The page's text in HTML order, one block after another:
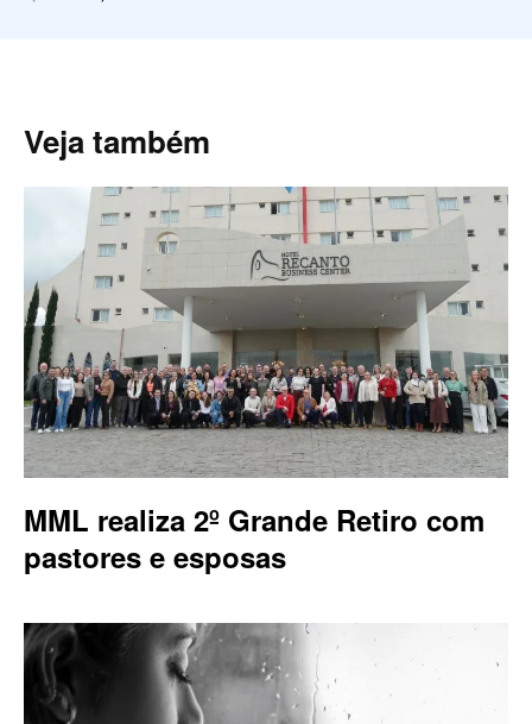
Veja também
MML realiza 2º Grande Retiro com
pastores e esposas